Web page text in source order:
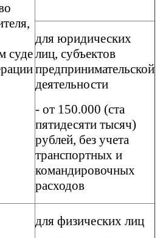
суде
для юридических
лиц, субъектов
предпринимательской
деятельности
- от 150.000 (ста
пятидесяти тысяч)
рублей, без учета
транспортных и
командировочных
расходов
для физических лиц